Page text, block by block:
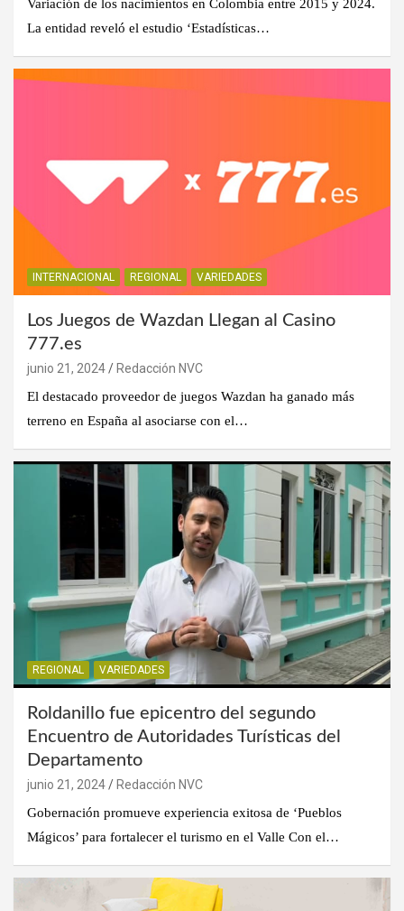
Variación de los nacimientos en Colombia entre 2015 y 2024.
​La entidad reveló el estudio ‘Estadísticas…
INTERNACIONAL REGIONAL VARIEDADES
Los Juegos de Wazdan Llegan al Casino
777.es
junio 21, 2024
Redacción NVC
El destacado proveedor de juegos Wazdan ha ganado más
terreno en España al asociarse con el…
REGIONAL VARIEDADES
Roldanillo fue epicentro del segundo
Encuentro de Autoridades Turísticas del
Departamento
junio 21, 2024
Redacción NVC
Gobernación promueve experiencia exitosa de ‘Pueblos
Mágicos’ para fortalecer el turismo en el Valle Con el…